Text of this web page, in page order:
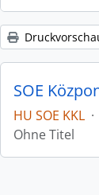
SOE
HU SOE KKL ·
Ohne Titel